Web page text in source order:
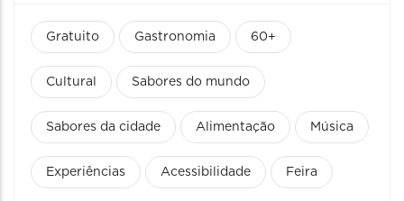
Gratuito Gastronomia 60+
Cultural Sabores do mundo
Sabores da cidade Alimentação Música
Experiências Acessibilidade Feira